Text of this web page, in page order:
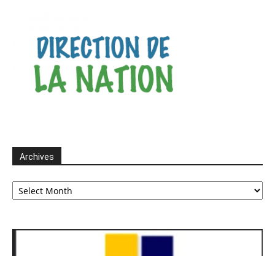
Archives
Archives